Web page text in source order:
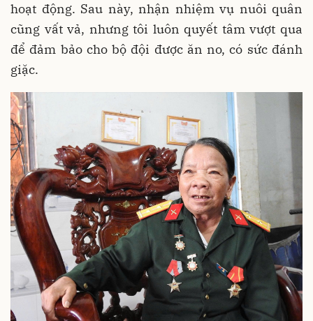
hoạt động. Sau này, nhận nhiệm vụ nuôi quân
cũng vất vả, nhưng tôi luôn quyết tâm vượt qua
để đảm bảo cho bộ đội được ăn no, có sức đánh
giặc.